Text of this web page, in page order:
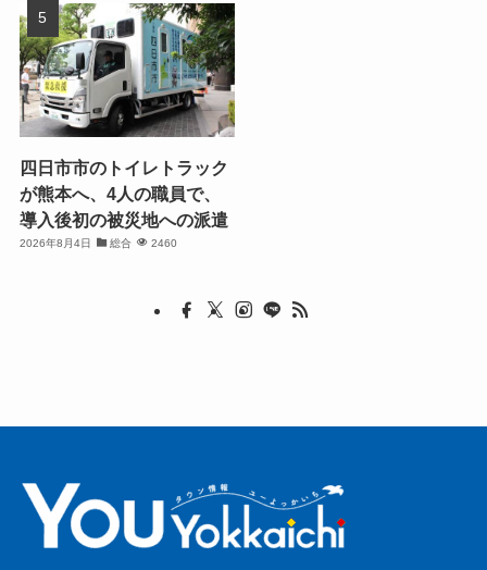
四日市市のトイレトラック
が熊本へ、4人の職員で、
導入後初の被災地への派遣
2026年8月4日 総合 2460